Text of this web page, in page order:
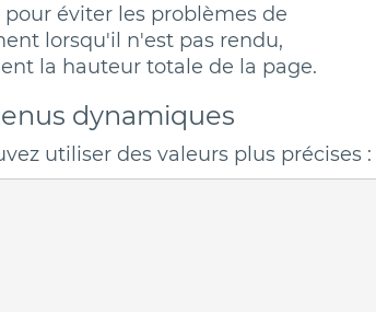
éviter les problèmes de
lorsqu'il n'est pas rendu,
la hauteur totale de la page.
dynamiques
utiliser des valeurs plus précises :